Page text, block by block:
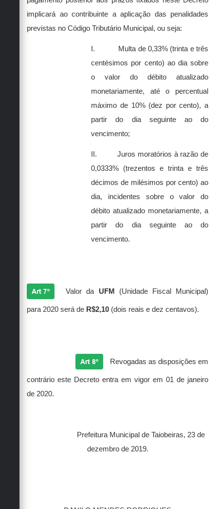
implicará ao contribuinte a aplicação das penalidades
previstas no Código Tributário Municipal, ou seja:
I.
Multa de 0,33% (trinta e três
centésimos por cento) ao dia sobre
o valor do débito atualizado
monetariamente, até o percentual
máximo de 10% (dez por cento), a
partir do dia seguinte ao do
vencimento;
II.
Juros moratórios à razão de
0,0333% (trezentos e trinta e três
décimos de milésimos por cento) ao
dia, incidentes sobre o valor do
débito atualizado monetariamente, a
partir do dia seguinte ao do
vencimento.
Art 7º Valor da UFM (Unidade Fiscal Municipal)
para 2020 será de R$2,10 (dois reais e dez centavos).
Art 8º Revogadas as disposições em
contrário este Decreto entra em vigor em 01 de janeiro
de 2020.
Prefeitura Municipal de Taiobeiras, 23 de
dezembro de 2019.